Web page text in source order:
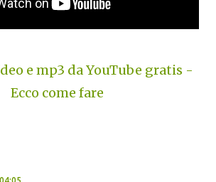
e mp3 da YouTube gratis -
Ecco come fare